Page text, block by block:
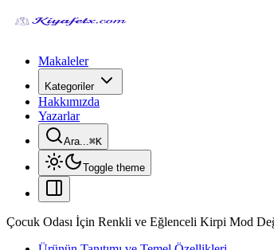
Makaleler
Kategoriler
Hakkımızda
Yazarlar
Ara...⌘K
Toggle theme
Çocuk Odası İçin Renkli ve Eğlenceli Kirpi Mod